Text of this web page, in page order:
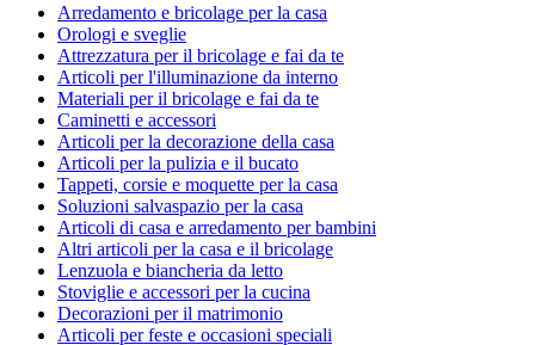
Arredamento e bricolage per la casa
Orologi e sveglie
Attrezzatura per il bricolage e fai da te
Articoli per l'illuminazione da interno
Materiali per il bricolage e fai da te
Caminetti e accessori
Articoli per la decorazione della casa
Articoli per la pulizia e il bucato
Tappeti, corsie e moquette per la casa
Soluzioni salvaspazio per la casa
Articoli di casa e arredamento per bambini
Altri articoli per la casa e il bricolage
Lenzuola e biancheria da letto
Stoviglie e accessori per la cucina
Decorazioni per il matrimonio
Articoli per feste e occasioni speciali